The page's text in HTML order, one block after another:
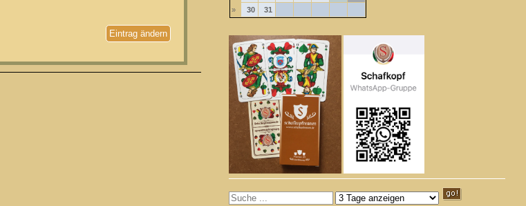
Eintrag ändern
»
30 31